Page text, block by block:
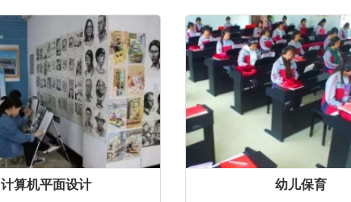
计算机平面设计 幼儿保育